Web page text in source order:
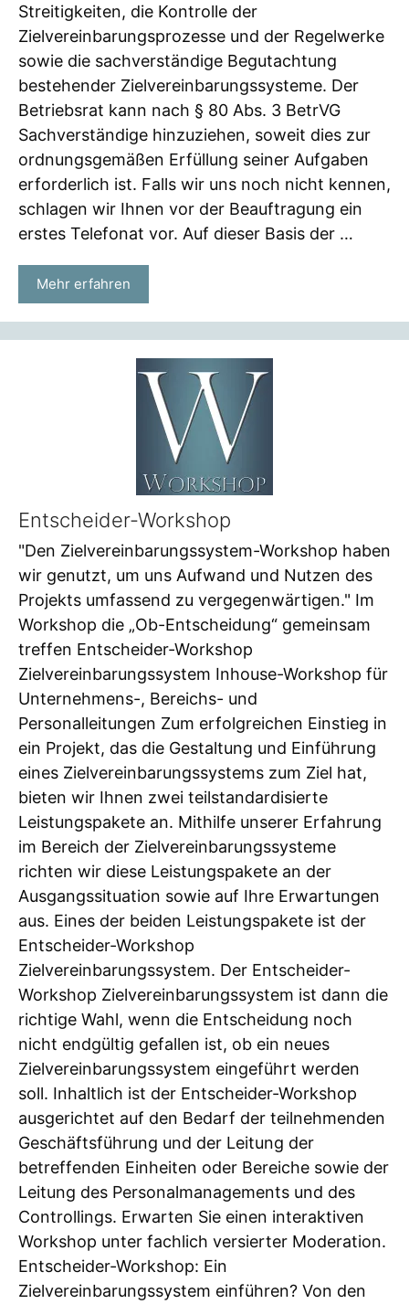
Streitigkeiten, die Kontrolle der
Zielvereinbarungsprozesse und der Regelwerke
sowie die sachverständige Begutachtung
bestehender Zielvereinbarungssysteme. Der
Betriebsrat kann nach § 80 Abs. 3 BetrVG
Sachverständige hinzuziehen, soweit dies zur
ordnungsgemäßen Erfüllung seiner Aufgaben
erforderlich ist. Falls wir uns noch nicht kennen,
schlagen wir Ihnen vor der Beauftragung ein
erstes Telefonat vor. Auf dieser Basis der …
Mehr erfahren
Entscheider-Workshop
"Den Zielvereinbarungssystem-Workshop haben
wir genutzt, um uns Aufwand und Nutzen des
Projekts umfassend zu vergegenwärtigen." Im
Workshop die „Ob-Entscheidung“ gemeinsam
treffen Entscheider-Workshop
Zielvereinbarungssystem Inhouse-Workshop für
Unternehmens-, Bereichs- und
Personalleitungen Zum erfolgreichen Einstieg in
ein Projekt, das die Gestaltung und Einführung
eines Zielvereinbarungssystems zum Ziel hat,
bieten wir Ihnen zwei teilstandardisierte
Leistungspakete an. Mithilfe unserer Erfahrung
im Bereich der Zielvereinbarungssysteme
richten wir diese Leistungspakete an der
Ausgangssituation sowie auf Ihre Erwartungen
aus. Eines der beiden Leistungspakete ist der
Entscheider-Workshop
Zielvereinbarungssystem. Der Entscheider-
Workshop Zielvereinbarungssystem ist dann die
richtige Wahl, wenn die Entscheidung noch
nicht endgültig gefallen ist, ob ein neues
Zielvereinbarungssystem eingeführt werden
soll. Inhaltlich ist der Entscheider-Workshop
ausgerichtet auf den Bedarf der teilnehmenden
Geschäftsführung und der Leitung der
betreffenden Einheiten oder Bereiche sowie der
Leitung des Personalmanagements und des
Controllings. Erwarten Sie einen interaktiven
Workshop unter fachlich versierter Moderation.
Entscheider-Workshop: Ein
Zielvereinbarungssystem einführen? Von den